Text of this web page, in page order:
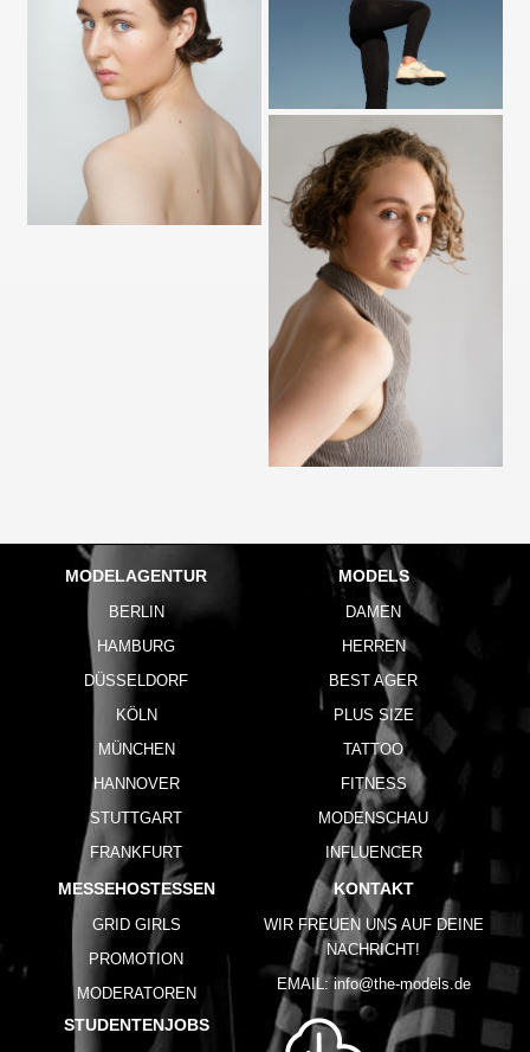
MODELAGENTUR
BERLIN
HAMBURG
DÜSSELDORF
KÖLN
MÜNCHEN
HANNOVER
STUTTGART
FRANKFURT
MODELS
DAMEN
HERREN
BEST AGER
PLUS SIZE
TATTOO
FITNESS
MODENSCHAU
INFLUENCER
MESSEHOSTESSEN
GRID GIRLS
PROMOTION
MODERATOREN
STUDENTENJOBS
KONTAKT
WIR FREUEN UNS AUF DEINE
NACHRICHT!
EMAIL: info@the-models.de